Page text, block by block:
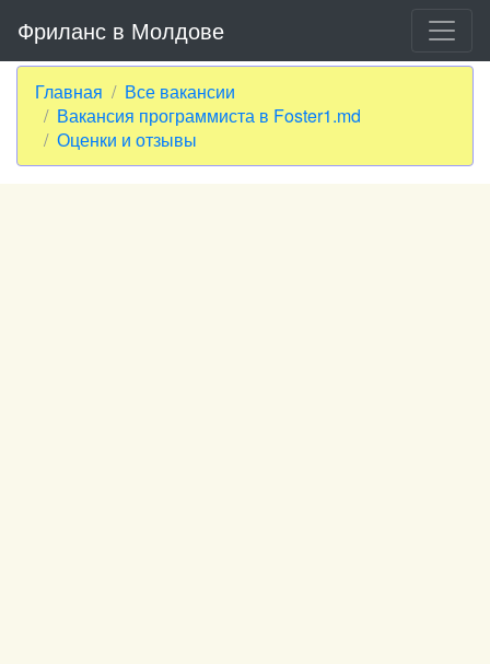
Фриланс в Молдове
Главная
Все вакансии
Вакансия программиста в Foster1.md
Оценки и отзывы